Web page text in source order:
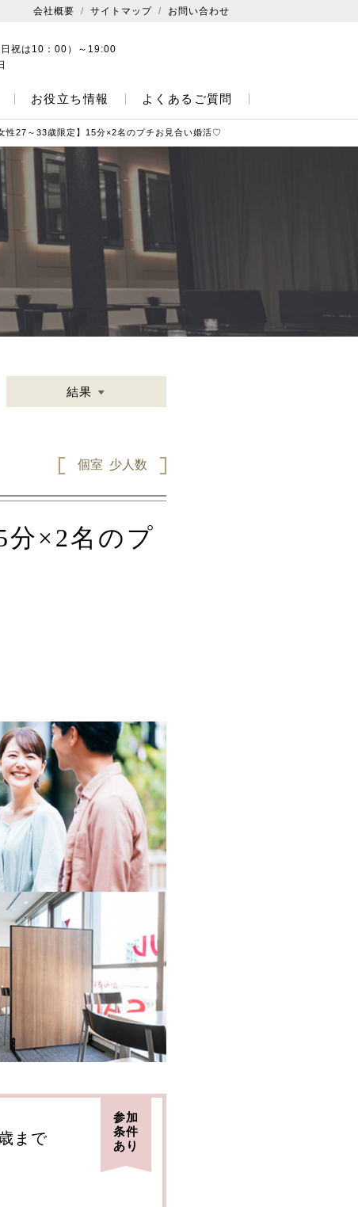
会社概要 サイトマップ お問い合わせ
祝は10：00）～19:00
お役立ち情報 よくあるご質問
性27～33歳限定】15分×2名のプチお見合い婚活♡
結果
個室 少人数
分×2名のプ
まで
参加
条件
あり